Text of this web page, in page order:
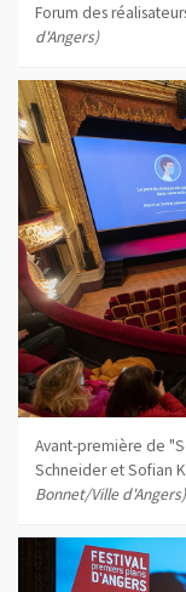
Forum des
d'Angers)
Avant-première de
Schneider et Sofian
Bonnet/Ville d'Angers)